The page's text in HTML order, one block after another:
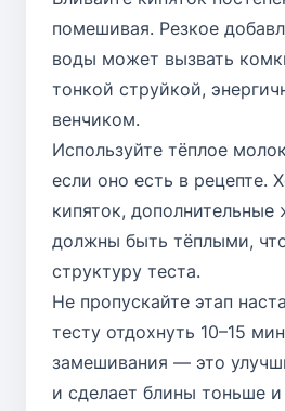
помешивая. Резкое
воды может вызвать
тонкой струйкой,
венчиком.
Используйте тёплое
если оно есть в рецепте.
кипяток, дополнительные
должны быть тёплыми,
структуру теста.
Не пропускайте этап
тесту отдохнуть 10–15
замешивания — это
и сделает блины тоньше и